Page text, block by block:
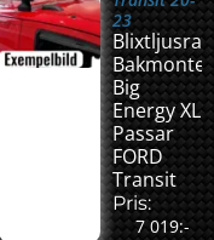
23
Big
Energy XL
Passar
FORD
Transit
Pris:
7 019:-